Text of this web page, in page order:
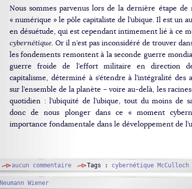
Nous sommes parvenus lors de la dernière étape
« numérique » le pôle capitaliste de l’ubique. Il est un
en désuétude, qui est cependant intimement lié à ce
cybernétique. Or il n’est pas inconsidéré de trouver
les fondements remontent à la seconde guerre
guerre froide de l’effort militaire en direction
capitalisme, déterminé à s’étendre à l’intégralité
sur l’ensemble de la planète – voire au-delà, les
quotidien : l’ubiquité de l’ubique, tout du moins de
donc de nous plonger dans ce « moment
importance fondamentale dans le développement de
aucun commentaire Tags : cybernétique McCulloch
Neumann Wiener